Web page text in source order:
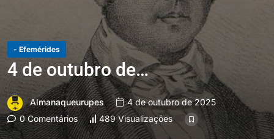
- Efemérides
4 de outubro de…
Almanaqueurupes
4 de outubro de 2025
0 Comentários
489 Visualizações